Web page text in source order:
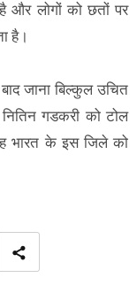
है और लोगों को छतों पर
है।
जाना बिल्कुल उचित
गडकरी को टोल
भारत के इस जिले को